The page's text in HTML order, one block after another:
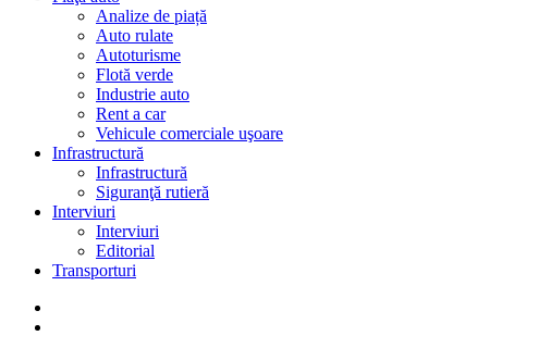
Analize de piață
Auto rulate
Autoturisme
Flotă verde
Industrie auto
Rent a car
Vehicule comerciale uşoare
Infrastructură
Infrastructură
Siguranţă rutieră
Interviuri
Interviuri
Editorial
Transporturi